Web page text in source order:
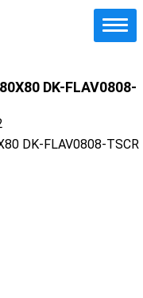
DK-FLAV0808-